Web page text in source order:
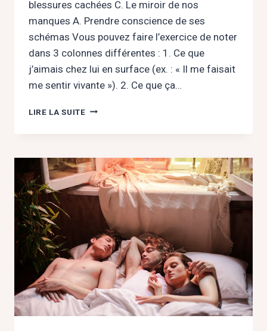
blessures cachées C. Le miroir de nos
manques A. Prendre conscience de ses
schémas Vous pouvez faire l’exercice de noter
dans 3 colonnes différentes : 1. Ce que
j’aimais chez lui en surface (ex. : « Il me faisait
me sentir vivante »). 2. Ce que ça…
LIRE LA SUITEBAD
CETTE
ATTIRANCE
TOXIQUE
NOUS
PIÈGE